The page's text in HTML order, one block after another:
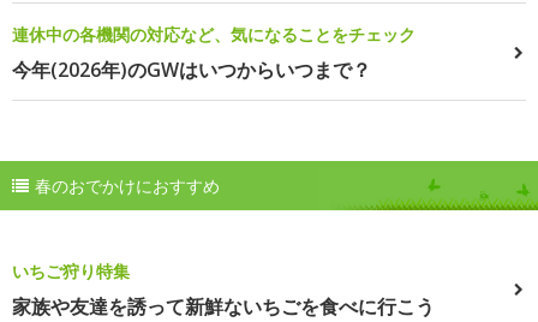
連休中の各機関の対応など、気になることをチェック
今年(2026年)のGWはいつからいつまで？
春のおでかけにおすすめ
いちご狩り特集
家族や友達を誘って新鮮ないちごを食べに行こう